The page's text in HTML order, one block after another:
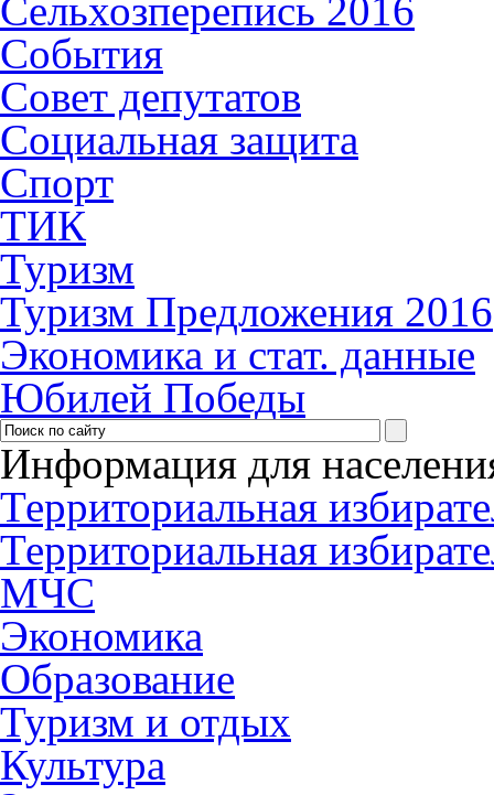
Сельхозперепись 2016
События
Совет депутатов
Социальная защита
Спорт
ТИК
Туризм
Туризм Предложения 2016
Экономика и стат. данные
Юбилей Победы
Информация для
Территориальная
Территориальная
МЧС
Экономика
Образование
Туризм и отдых
Культура